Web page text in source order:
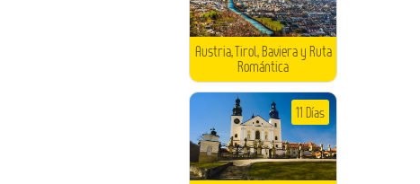
Austria, Tirol, Baviera y Ruta
Romántica
11 Días